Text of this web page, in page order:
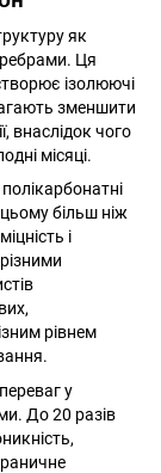
як
Ця
ізолюючі
зменшити
внаслідок чого
місяці.
більш ніж
і
рівнем
у
До 20 разів